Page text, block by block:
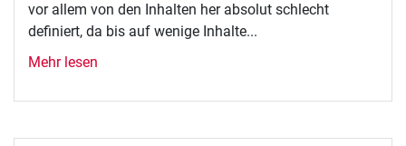
vor allem von den Inhalten her absolut schlecht
definiert, da bis auf wenige Inhalte...
Mehr lesen